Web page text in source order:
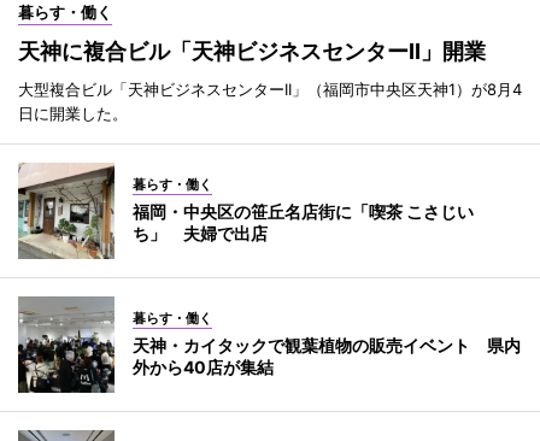
暮らす・働く
天神に複合ビル「天神ビジネスセンターII」開業
大型複合ビル「天神ビジネスセンターII」（福岡市中央区天神1）が8月4
日に開業した。
暮らす・働く
福岡・中央区の笹丘名店街に「喫茶 こさじい
ち」 夫婦で出店
暮らす・働く
天神・カイタックで観葉植物の販売イベント 県内
外から40店が集結